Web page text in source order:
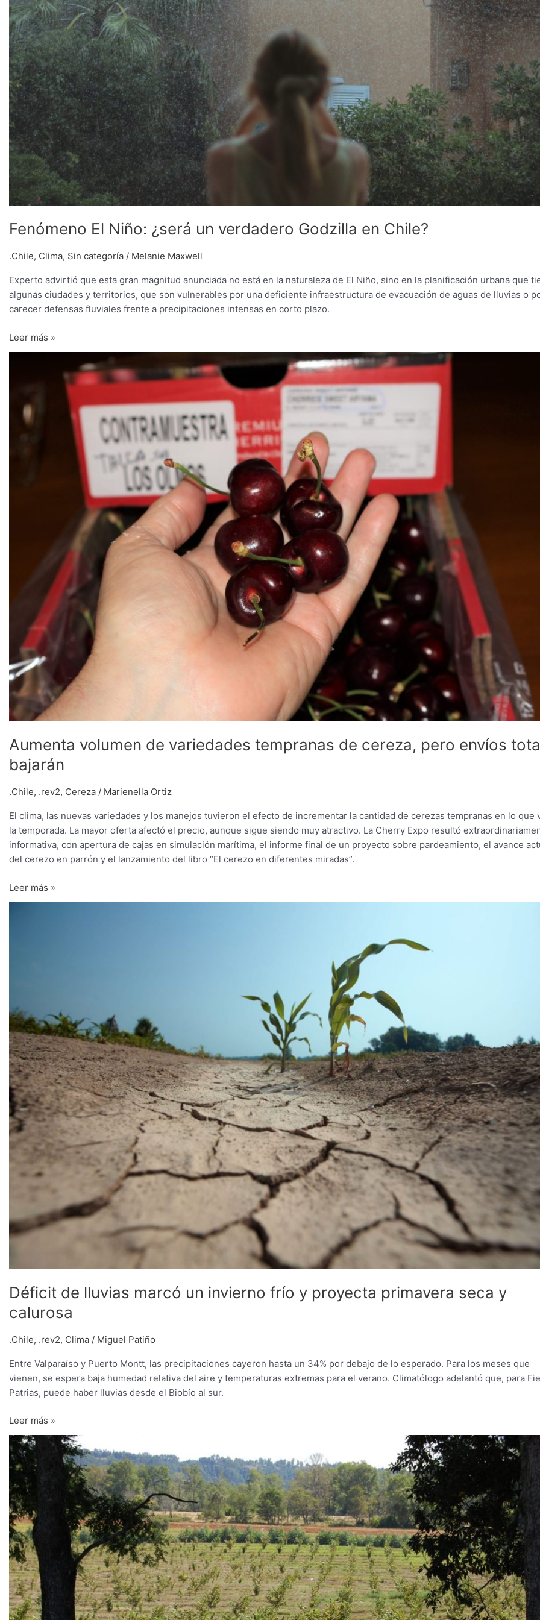
Fenómeno El Niño: ¿será un verdadero Godzilla en Chile?
.Chile, Clima, Sin categoría / Melanie Maxwell
Experto advirtió que esta gran magnitud anunciada no está en la naturaleza de El Niño, sino en la planificación urbana que
algunas ciudades y territorios, que son vulnerables por una deficiente infraestructura de evacuación de aguas de lluvias o
carecer defensas fluviales frente a precipitaciones intensas en corto plazo.
Leer más »
Aumenta volumen de variedades tempranas de cereza, pero envíos
bajarán
.Chile, .rev2, Cereza / Marienella Ortiz
El clima, las nuevas variedades y los manejos tuvieron el efecto de incrementar la cantidad de cerezas tempranas en lo que
la temporada. La mayor oferta afectó el precio, aunque sigue siendo muy atractivo. La Cherry Expo resultó
informativa, con apertura de cajas en simulación marítima, el informe final de un proyecto sobre pardeamiento, el avance
del cerezo en parrón y el lanzamiento del libro “El cerezo en diferentes miradas”.
variedades
tempranas
Leer más »
Déficit de lluvias marcó un invierno frío y proyecta primavera seca y
calurosa
.Chile, .rev2, Clima / Miguel Patiño
Entre Valparaíso y Puerto Montt, las precipitaciones cayeron hasta un 34% por debajo de lo esperado. Para los meses que
vienen, se espera baja humedad relativa del aire y temperaturas extremas para el verano. Climatólogo adelantó que, para
Patrias, puede haber lluvias desde el Biobío al sur.
y
proyecta
primavera
seca
y
calurosa
Leer más »
Inversión
privada
contribuye
a
investigación
de
universidades
en
avellano